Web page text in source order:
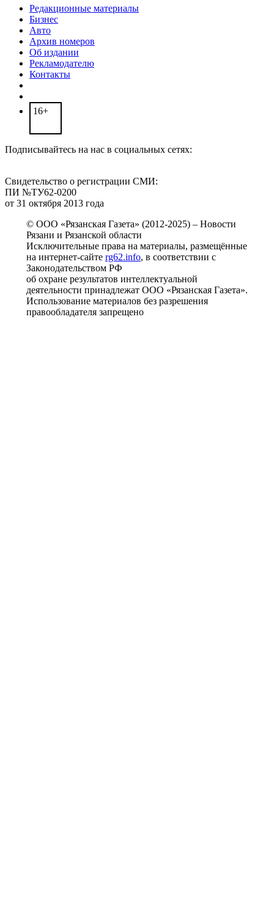
Редакционные материалы
Бизнес
Авто
Архив номеров
Об издании
Рекламодателю
Контакты
16+
Подписывайтесь на нас в социальных сетях:
Свидетельство о регистрации СМИ:
ПИ №ТУ62-0200
от 31 октября 2013 года
© ООО «Рязанская Газета» (2012-2025) – Новости
Рязани и Рязанской области
Исключительные права на материалы, размещённые
на интернет-сайте rg62.info, в соответствии с
Законодательством РФ
об охране результатов интеллектуальной
деятельности принадлежат ООО «Рязанская Газета».
Использование материалов без разрешения
правообладателя запрещено